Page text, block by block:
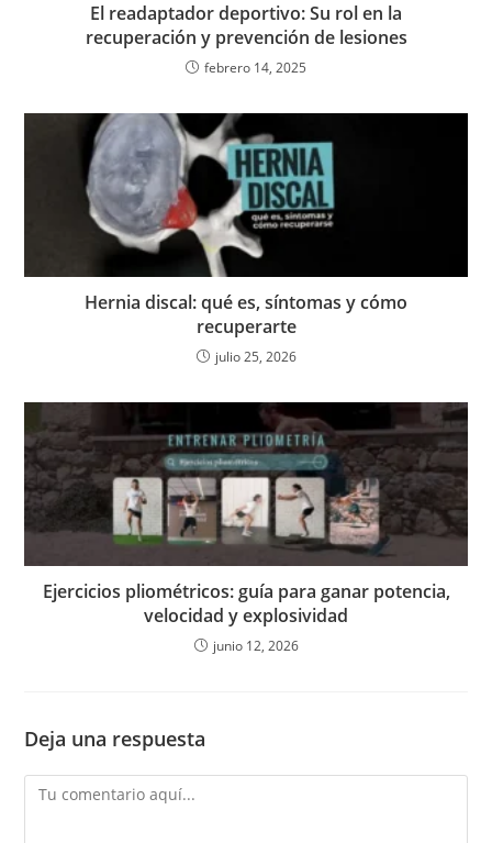
El readaptador deportivo: Su rol en la
recuperación y prevención de lesiones
febrero 14, 2025
Hernia discal: qué es, síntomas y cómo
recuperarte
julio 25, 2026
Ejercicios pliométricos: guía para ganar potencia,
velocidad y explosividad
junio 12, 2026
Deja una respuesta